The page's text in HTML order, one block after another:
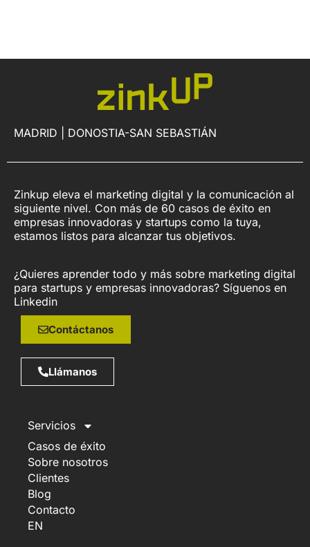
MADRID | DONOSTIA-SAN SEBASTIÁN
Zinkup eleva el marketing digital y la comunicación al
siguiente nivel. Con más de 60 casos de éxito en
empresas innovadoras y startups como la tuya,
estamos listos para alcanzar tus objetivos.
¿Quieres aprender todo y más sobre marketing digital
para startups y empresas innovadoras? Síguenos en
Linkedin
Contáctanos
Llámanos
Servicios
Casos de éxito
Sobre nosotros
Clientes
Blog
Contacto
EN